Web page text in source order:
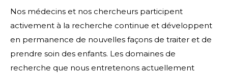
Nos médecins et nos chercheurs participent
activement à la recherche continue et développent
en permanence de nouvelles façons de traiter et de
prendre soin des enfants. Les domaines de
recherche que nous entretenons actuellement